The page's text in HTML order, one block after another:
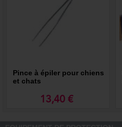
Pince à épiler pour chiens
et chats
13,40 €